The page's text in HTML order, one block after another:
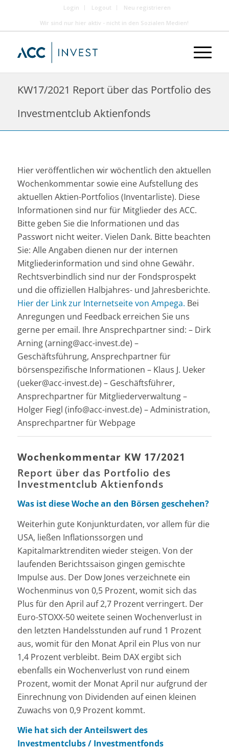
Login Logout
Neu registrieren
Wir sind nur hier aktiv - nicht in den Sozialen Medien!
KW17/2021 Report über das Portfolio des
Investmentclub Aktienfonds
Hier veröffentlichen wir wöchentlich den aktuellen
Wochenkommentar sowie eine Aufstellung des
aktuellen Aktien-Portfolios (Inventarliste). Diese
Informationen sind nur für Mitglieder des ACC.
Bitte geben Sie die Informationen und das
Passwort nicht weiter. Vielen Dank. Bitte beachten
Sie: Alle Angaben dienen nur der internen
Mitgliederinformation und sind ohne Gewähr.
Rechtsverbindlich sind nur der Fondsprospekt
und die offiziellen Halbjahres- und Jahresberichte.
Hier der Link zur Internetseite von Ampega. Bei
Anregungen und Feedback erreichen Sie uns
gerne per email. Ihre Ansprechpartner sind: – Dirk
Arning (arning@acc-invest.de) –
Geschäftsführung, Ansprechpartner für
börsenspezifische Informationen – Klaus J. Ueker
(ueker@acc-invest.de) – Geschäftsführer,
Ansprechpartner für Mitgliederverwaltung –
Holger Fiegl (info@acc-invest.de) – Administration,
Ansprechpartner für Webpage
Wochenkommentar KW 17/2021
Report über das Portfolio des
Investmentclub Aktienfonds
Was ist diese Woche an den Börsen geschehen?
Weiterhin gute Konjunkturdaten, vor allem für die
USA, ließen Inflationssorgen und
Kapitalmarktrenditen wieder steigen. Von der
laufenden Berichtssaison gingen gemischte
Impulse aus. Der Dow Jones verzeichnete ein
Wochenminus von 0,5 Prozent, womit sich das
Plus für den April auf 2,7 Prozent verringert. Der
Euro-STOXX-50 weitete seinen Wochenverlust in
den letzten Handelsstunden auf rund 1 Prozent
aus, womit für den Monat April ein Plus von nur
1,4 Prozent verbleibt. Beim DAX ergibt sich
ebenfalls ein Wochenverlust von rund einem
Prozent, womit der Monat April nur aufgrund der
Einrechnung von Dividenden auf einen kleinen
Zuwachs von 0,9 Prozent kommt.
Wie hat sich der Anteilswert des
Investmentclubs / Investmentfonds